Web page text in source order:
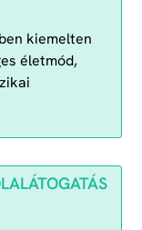
kiemelten
életmód,